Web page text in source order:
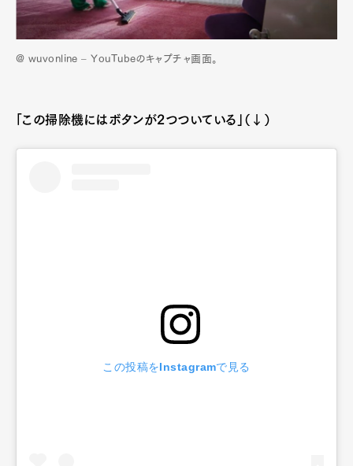
@ wuvonline – YouTubeのキャプチャ画面。
「この掃除機にはボタンが2つついている」（↓）
この投稿をInstagramで見る